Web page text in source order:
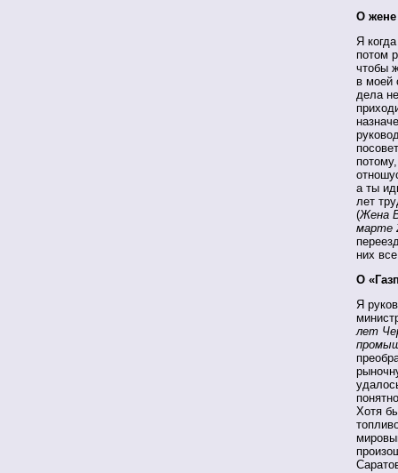
О жене
Я
потом
чтобы
в моей
дела
а ты
лет
(Жена
марте
них
О
Я
лет
Хотя